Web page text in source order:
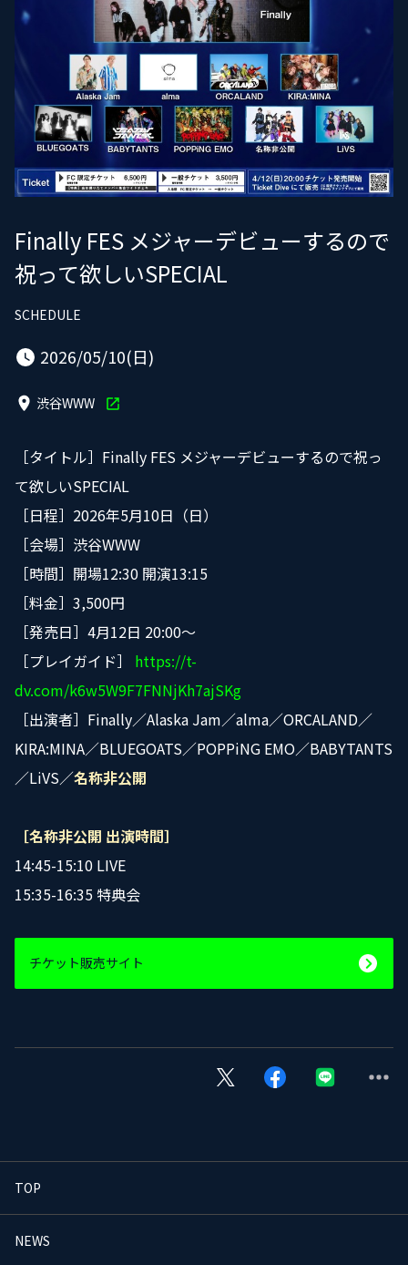
Finally FES メジャーデビューするので
祝って欲しいSPECIAL
SCHEDULE
2026/05/10(日)
渋谷WWW
［タイトル］Finally FES メジャーデビューするので祝っ
て欲しいSPECIAL
［日程］2026年5月10日（日）
［会場］渋谷WWW
［時間］開場12:30 開演13:15
［料金］3,500円
［発売日］4月12日 20:00〜
［プレイガイド］ https://t-
dv.com/k6w5W9F7FNNjKh7ajSKg
［出演者］Finally／Alaska Jam／alma／ORCALAND／
KIRA:MINA／BLUEGOATS／POPPiNG EMO／BABYTANTS
／LiVS／名称非公開
［名称非公開 出演時間］
14:45-15:10 LIVE
15:35-16:35 特典会
チケット販売サイト
TOP
NEWS